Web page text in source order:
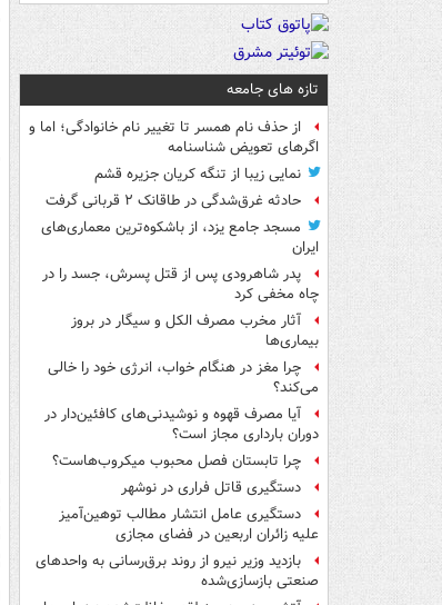
تازه های جامعه
از حذف نام همسر تا تغییر نام خانوادگی؛ اما و
اگرهای تعویض شناسنامه
نمایی زیبا از تنگه کریان جزیره قشم
حادثه غرق‌شدگی در طاقانک ۲ قربانی گرفت
مسجد جامع یزد، از باشکوه‌ترین معماری‌های
ایران
پدر شاهرودی پس از قتل پسرش، جسد را در
چاه مخفی کرد
آثار مخرب مصرف الکل و سیگار در بروز
بیماری‌ها
چرا مغز در هنگام خواب، انرژی خود را خالی
می‌کند؟
آیا مصرف قهوه و نوشیدنی‌های کافئین‌دار در
دوران بارداری مجاز است؟
چرا تابستان فصل محبوب میکروب‌هاست؟
دستگیری قاتل فراری در نوشهر
دستگیری عامل انتشار مطالب توهین‌آمیز
علیه زائران اربعین در فضای مجازی
بازدید وزیر نیرو از روند برق‌رسانی به واحدهای
صنعتی بازسازی‌شده